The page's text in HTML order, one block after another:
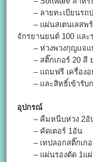
– ลายทะเบียนรถป
– แผ่นสเตนเลสพร้
จักรยานยนต์ 100 และ
– ห่วงพวงกุญแจแบ
– สติ๊กเกอร์ 20 สี ย
– แถมฟรี เครื่องอบ
– และสิทธิ์เข้ารับก
อุปกรณ์
– คีมหนีบห่วง 2อั
– คัดเตอร์ 1อัน
– เทปลอกสติ๊กเกอ
– แผ่นรองตัด 1แ